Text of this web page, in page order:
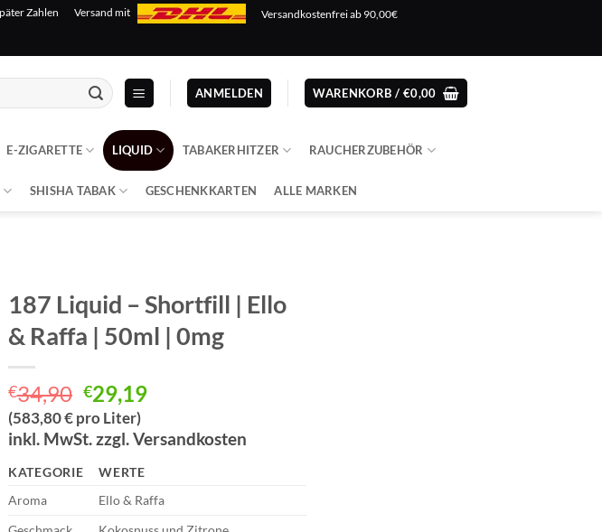
Zahlen Versand mit Versandkostenfrei ab 90,00€
ANMELDEN WARENKORB / €0,00
E-ZIGARETTE LIQUID TABAKERHITZER RAUCHERZUBEHÖR
SHISHA TABAK GESCHENKKARTEN ALLE MARKEN
187 Liquid – Shortfill | Ello
& Raffa | 50ml | 0mg
€34,90 Ursprünglicher
Preis
war:
€29,19Aktueller
ist:
(583,80 € pro Liter)
inkl. MwSt. zzgl. Versandkosten
KATEGORIE
WERTE
Aroma
Ello & Raffa